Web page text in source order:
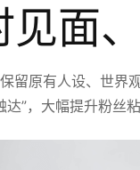
面
留原有人设、世
达”，大幅提升粉丝